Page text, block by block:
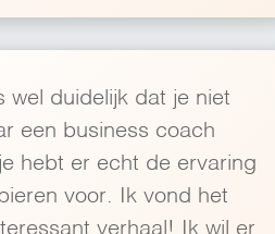
wel duidelijk dat je niet
een business coach
hebt er echt de ervaring
voor. Ik vond het
verhaal! Ik wil er